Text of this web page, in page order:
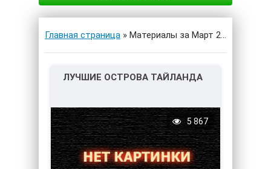
Главная страница » Материалы за Март 2016 года
ЛУЧШИЕ ОСТРОВА ТАЙЛАНДА
5 867